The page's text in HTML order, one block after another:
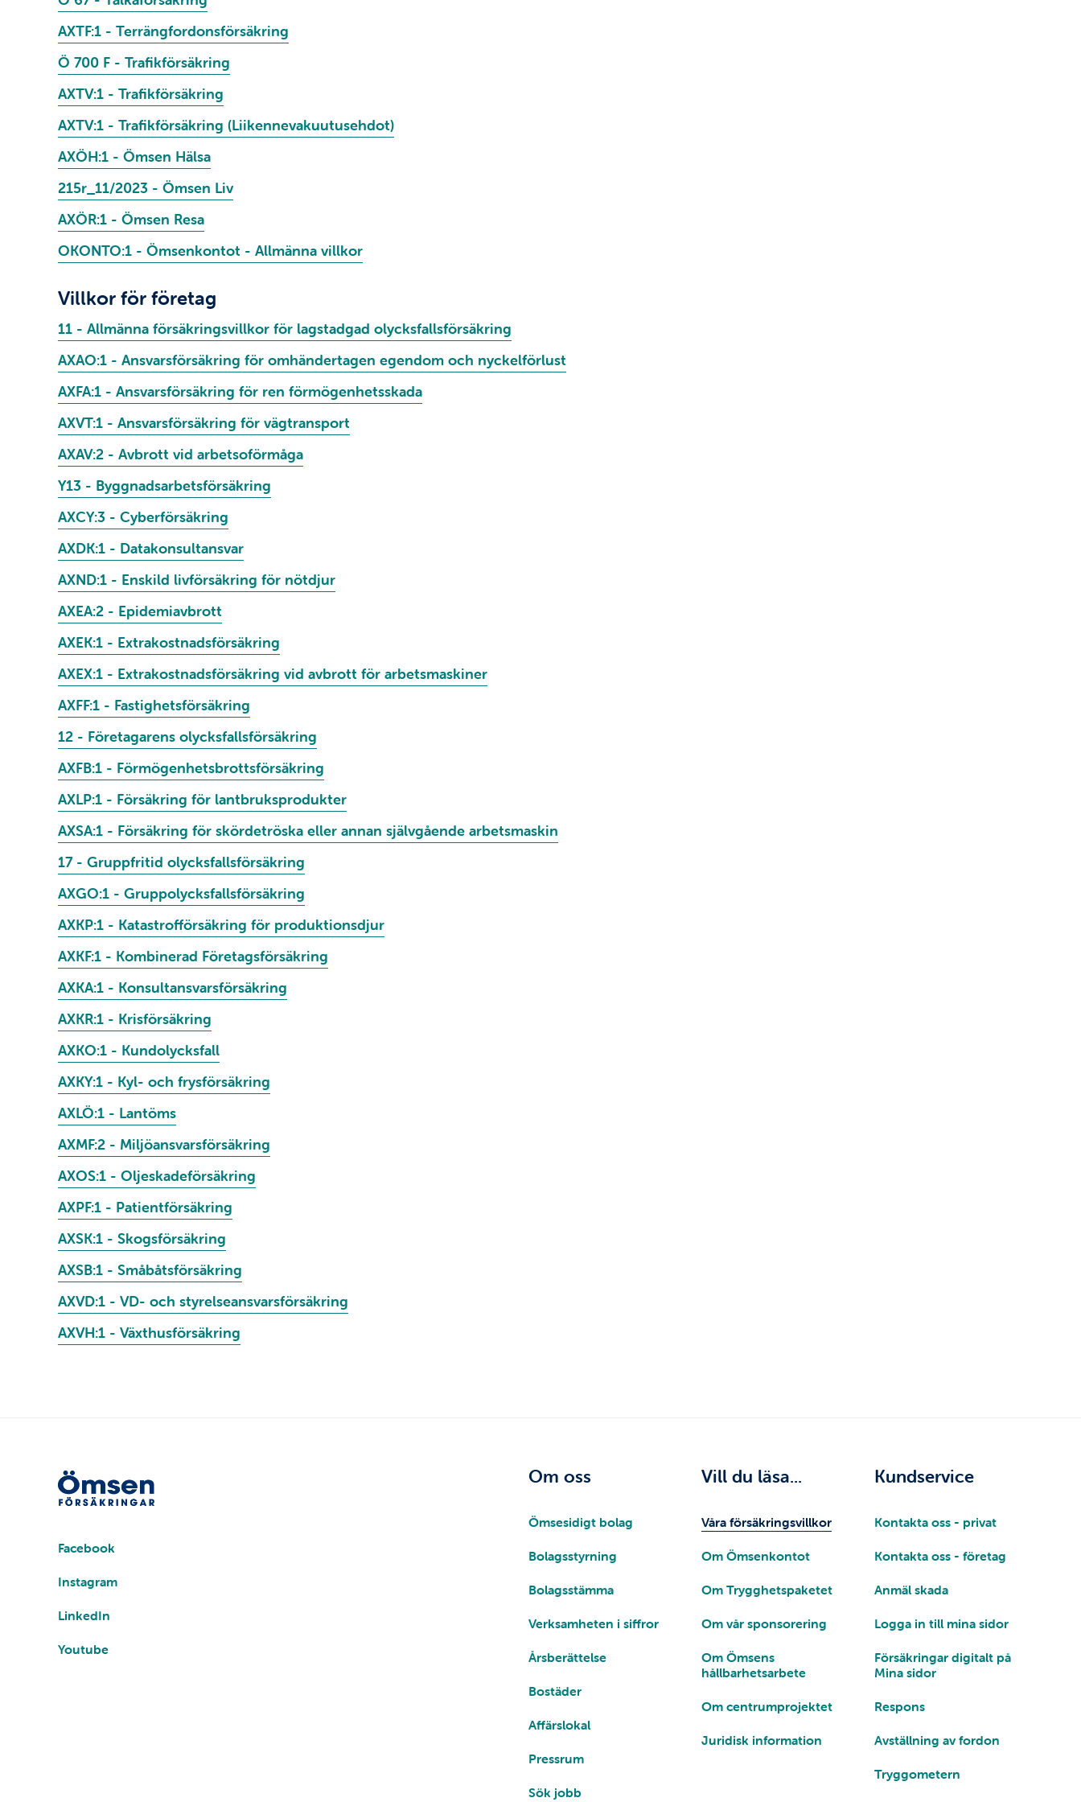
AXTF:1 - Terrängfordonsförsäkring
Ö 700 F - Trafikförsäkring
AXTV:1 - Trafikförsäkring
AXTV:1 - Trafikförsäkring (Liikennevakuutusehdot)
AXÖH:1 - Ömsen Hälsa
215r_11/2023 - Ömsen Liv
AXÖR:1 - Ömsen Resa
OKONTO:1 - Ömsenkontot - Allmänna villkor
Villkor för företag
11 - Allmänna försäkringsvillkor för lagstadgad olycksfallsförsäkring
AXAO:1 - Ansvarsförsäkring för omhändertagen egendom och nyckelförlust
AXFA:1 - Ansvarsförsäkring för ren förmögenhetsskada
AXVT:1 - Ansvarsförsäkring för vägtransport
AXAV:2 - Avbrott vid arbetsoförmåga
Y13 - Byggnadsarbetsförsäkring
AXCY:3 - Cyberförsäkring
AXDK:1 - Datakonsultansvar
AXND:1 - Enskild livförsäkring för nötdjur
AXEA:2 - Epidemiavbrott
AXEK:1 - Extrakostnadsförsäkring
AXEX:1 - Extrakostnadsförsäkring vid avbrott för arbetsmaskiner
AXFF:1 - Fastighetsförsäkring
12 - Företagarens olycksfallsförsäkring
AXFB:1 - Förmögenhetsbrottsförsäkring
AXLP:1 - Försäkring för lantbruksprodukter
AXSA:1 - Försäkring för skördetröska eller annan självgående arbetsmaskin
17 - Gruppfritid olycksfallsförsäkring
AXGO:1 - Gruppolycksfallsförsäkring
AXKP:1 - Katastrofförsäkring för produktionsdjur
AXKF:1 - Kombinerad Företagsförsäkring
AXKA:1 - Konsultansvarsförsäkring
AXKR:1 - Krisförsäkring
AXKO:1 - Kundolycksfall
AXKY:1 - Kyl- och frysförsäkring
AXLÖ:1 - Lantöms
AXMF:2 - Miljöansvarsförsäkring
AXOS:1 - Oljeskadeförsäkring
AXPF:1 - Patientförsäkring
AXSK:1 - Skogsförsäkring
AXSB:1 - Småbåtsförsäkring
AXVD:1 - VD- och styrelseansvarsförsäkring
AXVH:1 - Växthusförsäkring
Sociala
medier
Facebook
Instagram
LinkedIn
Youtube
Om oss
Ömsesidigt bolag
Bolagsstyrning
Bolagsstämma
Verksamheten i siffror
Årsberättelse
Bostäder
Affärslokal
Pressrum
Sök jobb
Vill du läsa...
Våra försäkringsvillkor
Om Ömsenkontot
Om Trygghetspaketet
Om vår sponsorering
Om Ömsens
hållbarhetsarbete
Om centrumprojektet
Juridisk information
Kundservice
Kontakta oss - privat
Kontakta oss - företag
Anmäl skada
Logga in till mina sidor
Försäkringar digitalt på
Mina sidor
Respons
Avställning av fordon
Tryggometern